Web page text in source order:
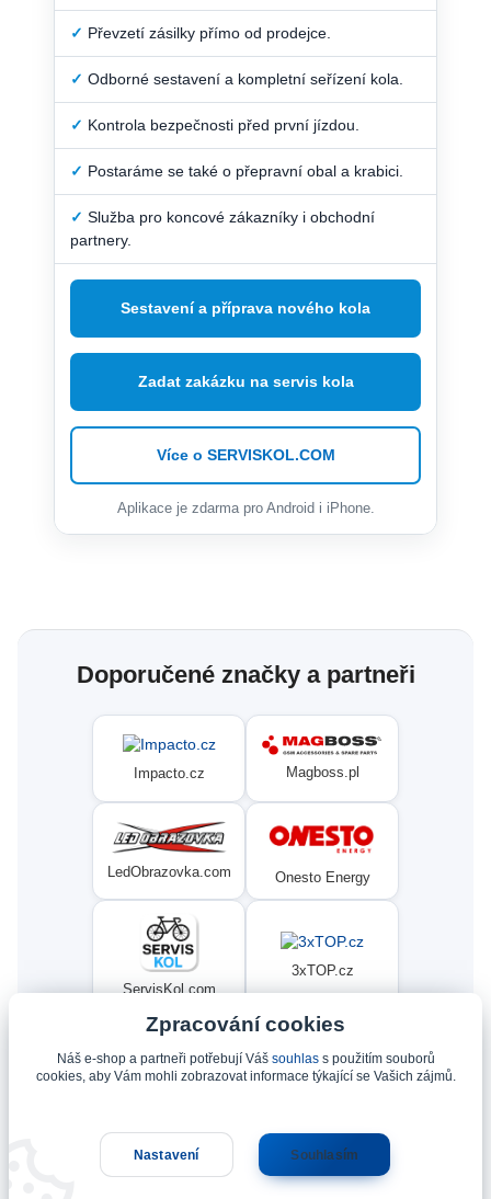
✓ Převzetí zásilky přímo od prodejce.
✓ Odborné sestavení a kompletní seřízení kola.
✓ Kontrola bezpečnosti před první jízdou.
✓ Postaráme se také o přepravní obal a krabici.
✓ Služba pro koncové zákazníky i obchodní
partnery.
Sestavení a příprava nového kola
Zadat zakázku na servis kola
Více o SERVISKOL.COM
Aplikace je zdarma pro Android i iPhone.
Doporučené značky a partneři
Impacto.cz Magboss.pl
LedObrazovka.com Onesto Energy
ServisKol.com
3xTOP.cz
Condat Ninex.cz
Zpracování cookies
Náš e-shop a partneři potřebují Váš souhlass použitím souborů
cookies, aby Vám mohli zobrazovat informace týkající se Vašich zájmů.
Nastavení Souhlasím